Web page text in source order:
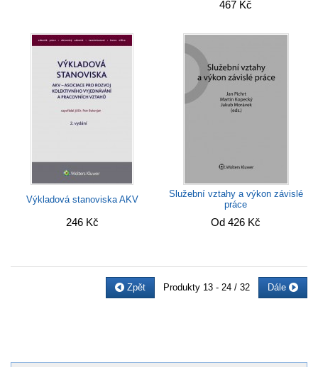
467 Kč
Výkladová stanoviska AKV
246 Kč
Služební vztahy a výkon závislé
práce
Od 426 Kč
Zpět Produkty 13 - 24 / 32 Dále